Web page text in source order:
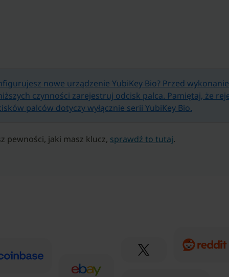
nowe urządzenie YubiKey Bio? Przed
czynności zarejestruj odcisk palca. Pamiętaj, że
palców dotyczy wyłącznie serii YubiKey Bio.
pewności, jaki masz klucz, sprawdź to tutaj.